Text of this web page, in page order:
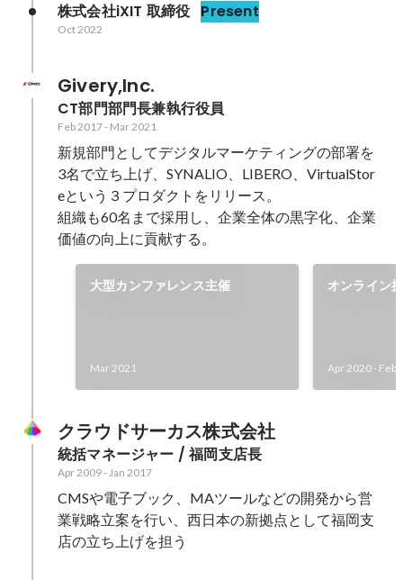
株式会社iXIT 取締役 Present
Oct 2022
Givery,Inc.
CT部門部門長兼執行役員
Feb 2017- Mar 2021
新規部門としてデジタルマーケティングの部署を
3名で立ち上げ、SYNALIO、LIBERO、VirtualStor
eという３プロダクトをリリース。
組織も60名まで採用し、企業全体の黒字化、企業
価値の向上に貢献する。
大型カンファレンス主催
Mar 2021
オンライン
Apr 2020 - Feb
クラウドサーカス株式会社
統括マネージャー / 福岡支店長
Apr 2009-Jan 2017
CMSや電子ブック、MAツールなどの開発から営
業戦略立案を行い、西日本の新拠点として福岡支
店の立ち上げを担う